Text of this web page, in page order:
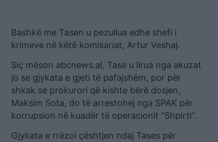
Bashkë me Tasen u pezullua edhe shefi i
krimeve në këtë komisariat, Artur Veshaj.
Siç mëson abcnews.al, Tase u lirua nga akuzat
jo se gjykata e gjeti të pafajshëm, por për
shkak se prokurori që kishte bërë dosjen,
Maksim Sota, do të arrestohej nga SPAK për
korrupsion në kuadër të operacionit “Shpirti”.
Gjykata e rrëzoi çështjen ndaj Tases për